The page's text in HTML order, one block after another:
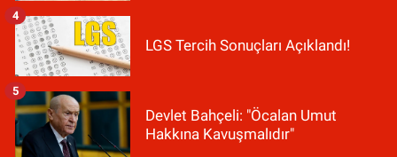
LGS Tercih Sonuçları Açıklandı!
4
Devlet Bahçeli: "Öcalan Umut
Hakkına Kavuşmalıdır"
5